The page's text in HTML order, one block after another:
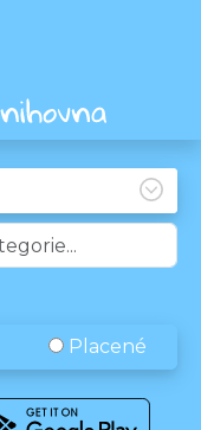
Placené